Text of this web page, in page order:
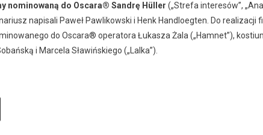
nominowaną do Oscara® Sandrę Hüller („Strefa interesów”,
napisali Paweł Pawlikowski i Henk Handloegten. Do realizacji
do Oscara® operatora Łukasza Żala („Hamnet”),
i Marcela Sławińskiego („Lalka”).
Akcja rozgrywa się w szczytowym okresie zimnej wojny. Ojciec i
zrujnowane Niemcy – z Frankfurtu pod kontrolą amerykańską do